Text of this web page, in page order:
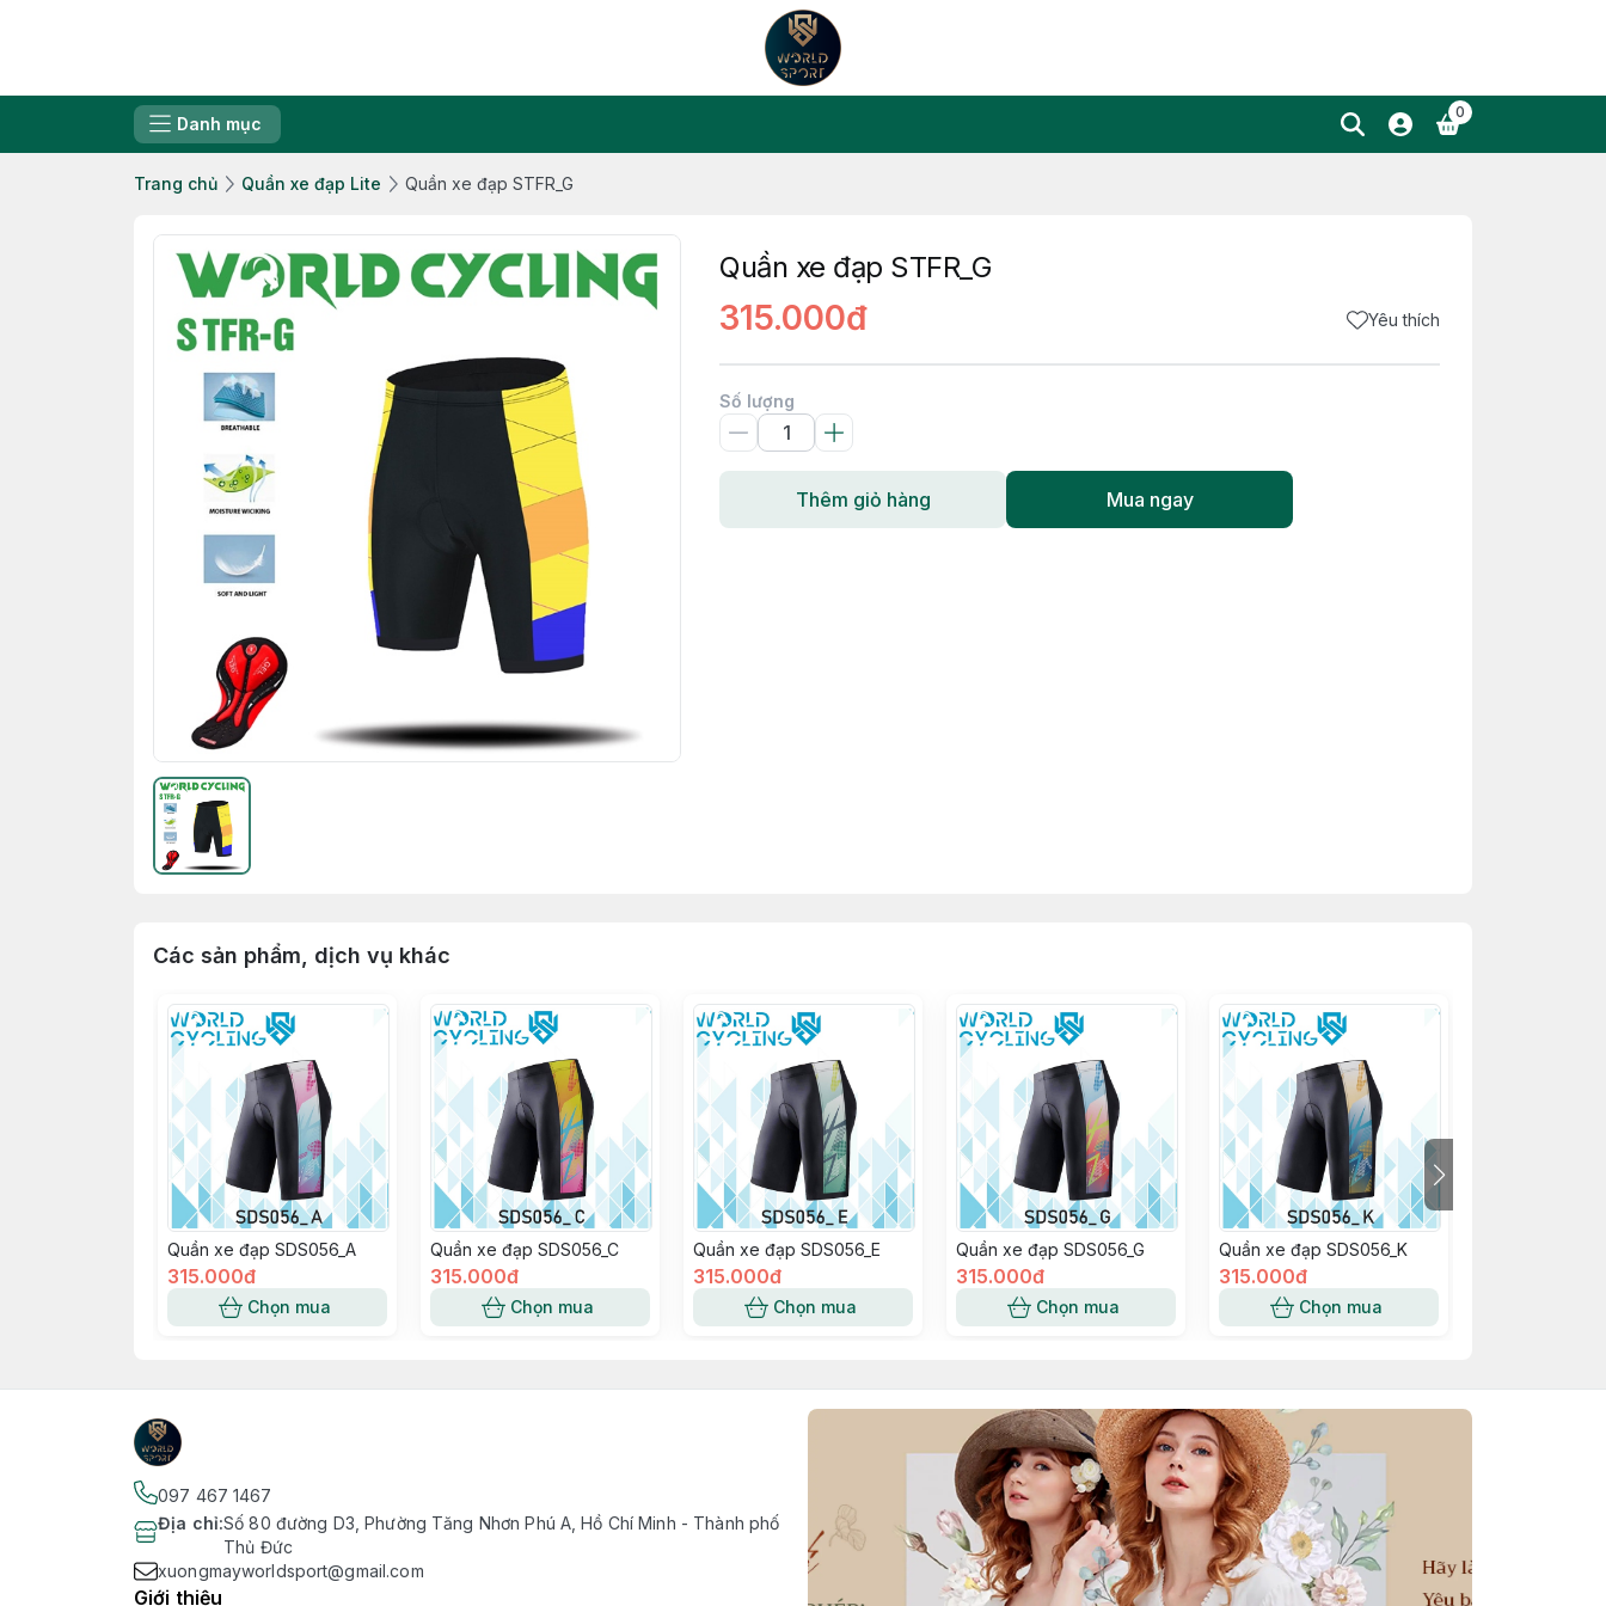
Danh mục
0
Trang chủ Quần xe đạp Lite Quần xe đạp STFR_G
Quần xe đạp STFR_G
315.000đ Yêu thích
Số lượng
Thêm giỏ hàng Mua ngay
Các sản phẩm, dịch vụ khác
Quần xe đạp SDS056_A
315.000đ
Chọn mua
Quần xe đạp SDS056_C
315.000đ
Chọn mua
Quần xe đạp SDS056_E
315.000đ
Chọn mua
Quần xe đạp SDS056_G
315.000đ
Chọn mua
Quần xe đạp SDS056_K
315.000đ
Chọn mua
097 467 1467
Địa chỉ:Số 80 đường D3, Phường Tăng Nhơn Phú A, Hồ Chí Minh - Thành phố
Thủ Đức
xuongmayworldsport@gmail.com
Giới thiệu